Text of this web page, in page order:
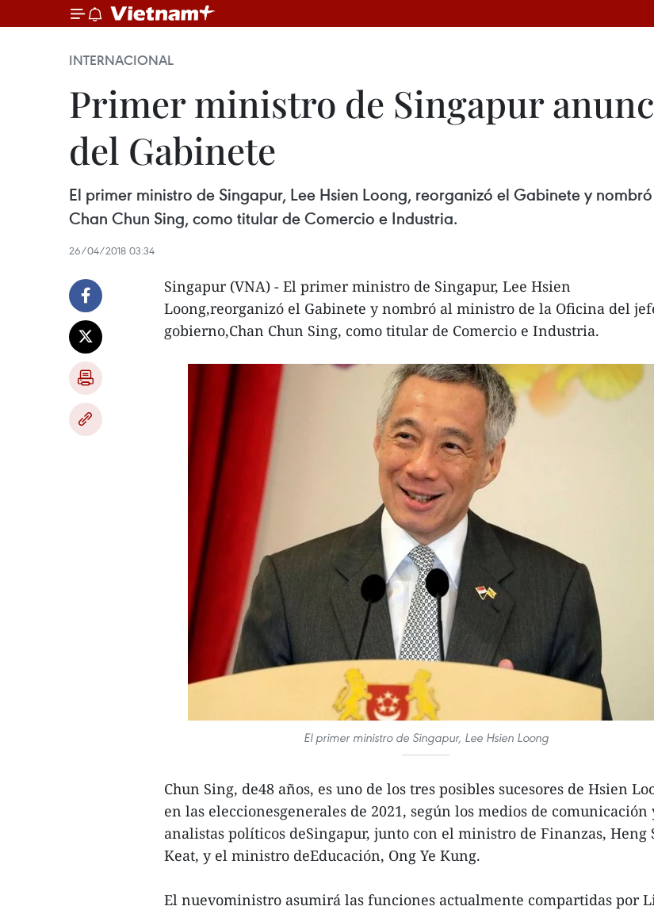
INTERNACIONAL
Primer ministro de Singapur
del Gabinete
El primer ministro de Singapur, Lee Hsien Loong, reorganizó el Gabinete y
Chan Chun Sing, como titular de Comercio e Industria.
26/04/2018 03:34
Singapur (VNA) - El primer ministro de Singapur, Lee Hsien
Loong,reorganizó el Gabinete y nombró al ministro de la Oficina del
gobierno,Chan Chun Sing, como titular de Comercio e Industria.
El primer ministro de Singapur, Lee Hsien Loong
Chun Sing, de48 años, es uno de los tres posibles sucesores de Hsien
en las eleccionesgenerales de 2021, según los medios de comunicación
analistas políticos deSingapur, junto con el ministro de Finanzas, Heng
Keat, y el ministro deEducación, Ong Ye Kung.
El nuevoministro asumirá las funciones actualmente compartidas por